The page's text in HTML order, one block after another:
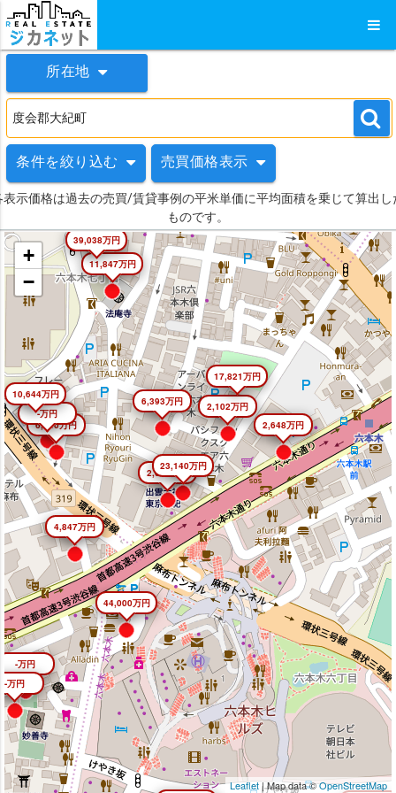
所在地
条件を絞り込む 売買価格表示
表示価格は過去の売買/賃貸事例の平米単価に平均面積を乗じて算出し
ものです。
44,000万円
2,645万円
23,140万円
4,847万円
2,102万円
2,648万円
6,393万円
-万円
17,821万円
-万円
6,640万円
-万円
10,644万円
11,847万円
39,038万円
+
−
Leaflet| Map data ©OpenStreetMap